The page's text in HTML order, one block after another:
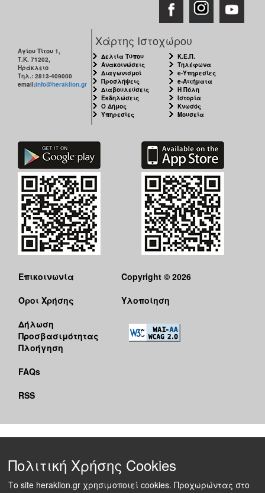
Αγίου Τίτου 1,
Τ.Κ. 71202,
Ηράκλειο
Τηλ.: 2813-409000
email:info@heraklion.gr
Χάρτης Ιστοχώρου
Δελτία Τύπου
Ανακοινώσεις
Διαγωνισμοί
Προσλήψεις
Διαβουλεύσεις
Εκδηλώσεις
Ο Δήμος
Υπηρεσίες
Κ.Ε.Π.
Τηλέφωνα
e-Υπηρεσίες
e-Αιτήματα
Η Πόλη
Ιστορία
Κνωσός
Μουσεία
Επικοινωνία
Όροι Χρήσης
Δήλωση
Προσβασιμότητας
Πλοήγηση
FAQs
RSS
Copyright © 2026
Υλοποίηση
Πολιτική Χρήσης Cookies
Το site heraklion.gr χρησιμοποιεί cookies. Προχωρώντας στο